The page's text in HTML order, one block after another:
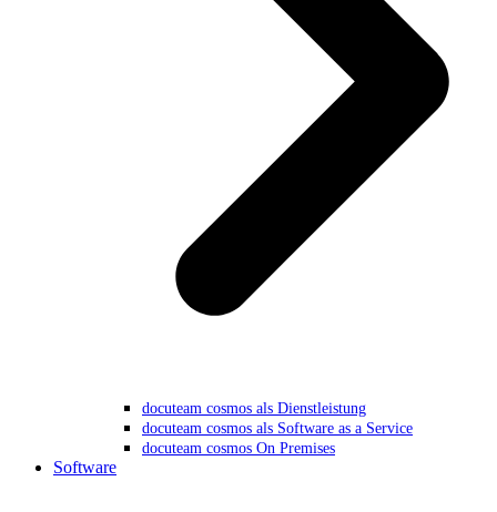
docuteam cosmos als Dienstleistung
docuteam cosmos als Software as a Service
docuteam cosmos On Premises
Software